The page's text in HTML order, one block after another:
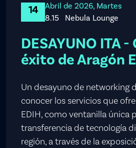
14
Abril de 2026, Martes
8.15
Nebula Lounge
DESAYUNO ITA -
éxito de Aragón
Un desayuno de networking
conocer los servicios que
EDIH, como ventanilla única
transferencia de tecnología
región, a través de la